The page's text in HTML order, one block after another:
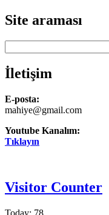
Site araması
İletişim
E-posta:
mahiye@gmail.com
Youtube Kanalım:
Tıklayın
Visitor Counter